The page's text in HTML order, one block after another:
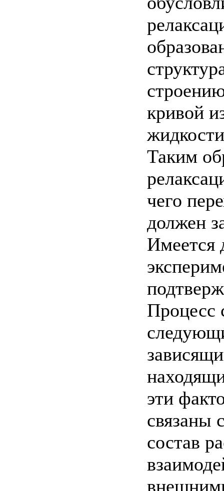
кривой
Таким
чего
должен
Имеется
Процесс
эти
связаны
состав